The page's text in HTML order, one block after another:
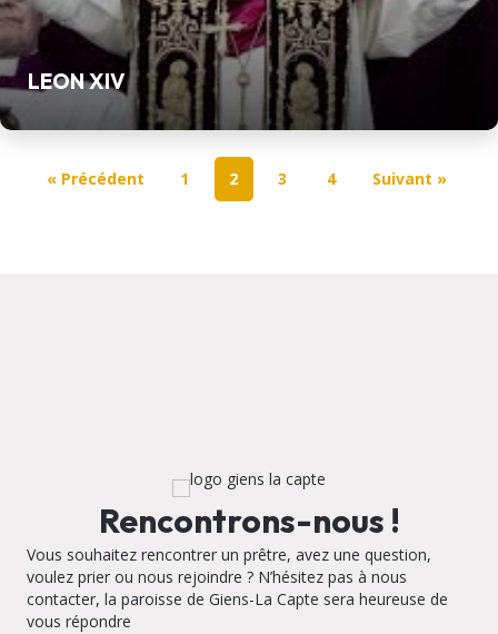
LEON XIV
« Précédent 1 2 3 4 Suivant »
Rencontrons-nous !
Vous souhaitez rencontrer un prêtre, avez une question,
voulez prier ou nous rejoindre ? N’hésitez pas à nous
contacter, la paroisse de Giens-La Capte sera heureuse de
vous répondre